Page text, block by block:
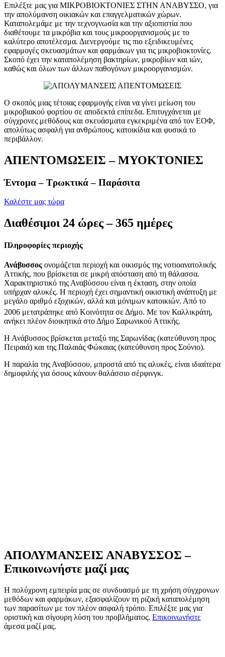
Επιλέξτε μας για ΜΙΚΡΟΒΙΟΚΤΟΝΙΕΣ ΣΤΗΝ ΑΝΑΒΥΣΣΟ, για
την απολύμανση οικιακών και επαγγελματικών χώρων.
Καταπολεμάμε με την τεχνογνωσία και την αξιοπιστία που
διαθέτουμε τα μικρόβια και τους μικροοργανισμούς με το
καλύτερο αποτέλεσμα. Διενεργούμε τις πιο εξειδικευμένες
εφαρμογές σκευασμάτων και φαρμάκων για τις μικροβιοκτονίες.
Σκοπό έχει την καταπολέμηση βακτηρίων, μικροβίων και ιών,
καθώς και όλων των άλλων παθογόνων μικροοργανισμών.
Ο σκοπός μιας τέτοιας εφαρμογής είναι να γίνει μείωση του
μικροβιακού φορτίου σε αποδεκτά επίπεδα. Επιτυγχάνεται με
σύγχρονες μεθόδους και σκευάσματα εγκεκριμένα από τον ΕΟΦ,
απολύτως ασφαλή για ανθρώπους, κατοικίδια και φυσικά το
περιβάλλον.
ΑΠΕΝΤΟΜΩΣΕΙΣ – ΜΥΟΚΤΟΝΙΕΣ
Έντομα – Τρωκτικά – Παράσιτα
Καλέστε μας τώρα
Διαθέσιμοι 24 ώρες – 365 ημέρες
Πληροφορίες περιοχής
Ανάβυσσος ονομάζεται περιοχή και οικισμός της νοτιοανατολικής
Αττικής, που βρίσκεται σε μικρή απόσταση από τη θάλασσα.
Χαρακτηριστικό της Αναβύσσου είναι η έκταση, στην οποία
υπήρχαν αλυκές. Η περιοχή έχει σημαντική οικιστική ανάπτυξη με
μεγάλο αριθμό εξοχικών, αλλά και μόνιμων κατοικιών. Από το
2006 μετατράπηκε από Κοινότητα σε Δήμο. Με τον Καλλικράτη,
ανήκει πλέον διοικητικά στο Δήμο Σαρωνικού Αττικής.
Η Ανάβυσσος βρίσκεται μεταξύ της Σαρωνίδας (κατεύθυνση προς
Πειραιά) και της Παλαιάς Φώκαιας (κατεύθυνση προς Σούνιο).
Η παραλία της Αναβύσσου, μπροστά από τις αλυκές, είναι ιδιαίτερα
δημοφιλής για όσους κάνουν θαλάσσιο σέρφινγκ.
ΑΠΟΛΥΜΑΝΣΕΙΣ ΑΝΑΒΥΣΣΟΣ –
Επικοινωνήστε μαζί μας
Η πολύχρονη εμπειρία μας σε συνδυασμό με τη χρήση σύγχρονων
μεθόδων και φαρμάκων, εξασφαλίζουν τη ριζική καταπολέμηση
των παρασίτων με τον πλέον ασφαλή τρόπο. Επιλέξτε μας για
οριστική και σίγουρη λύση του προβλήματος. Επικοινωνήστε
άμεσα μαζί μας.